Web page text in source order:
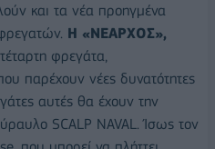
και τα νέα προηγμένα
Η «ΝΕΑΡΧΟΣ»,
φρεγάτα,
παρέχουν νέες δυνατότητες
αυτές θα έχουν την
SCALP NAVAL. Ίσως τον